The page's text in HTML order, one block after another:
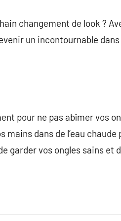
changement de look ?
un incontournable
pour ne pas abîmer vos
dans de l’eau chaude
garder vos ongles sains et